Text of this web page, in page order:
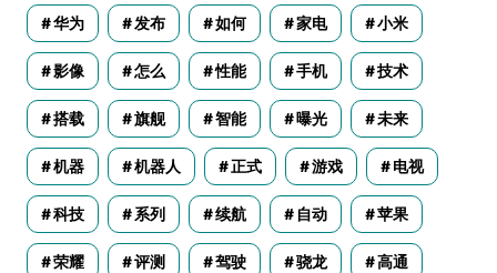
华为 发布 如何 家电 小米
影像 怎么 性能 手机 技术
搭载 旗舰 智能 曝光 未来
机器 机器人 正式 游戏 电视
科技 系列 续航 自动 苹果
荣耀 评测 驾驶 骁龙 高通